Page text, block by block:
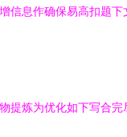
信息作确保易高扣题
提炼为优化如下写合完